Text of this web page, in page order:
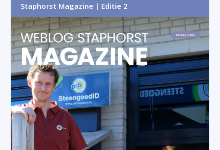
Staphorst Magazine | Editie 2